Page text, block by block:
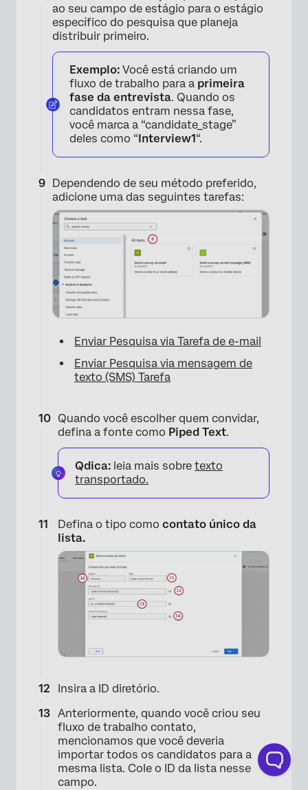
×
ao seu campo de estágio para o estágio
específico do pesquisa que planeja
distribuir primeiro.
Exemplo: Você está criando um
fluxo de trabalho para a primeira
fase da entrevista. Quando os
candidatos entram nessa fase,
você marca a “candidate_stage”
deles como “Interview1“.
Dependendo de seu método preferido,
adicione uma das seguintes tarefas:
Enviar Pesquisa via Tarefa de e-mail
Enviar Pesquisa via mensagem de
texto (SMS) Tarefa
Quando você escolher quem convidar,
defina a fonte como Piped Text.
Qdica: leia mais sobre texto
transportado.
Defina o tipo como contato único da
lista.
Insira a ID diretório.
Anteriormente, quando você criou seu
fluxo de trabalho contato,
mencionamos que você deveria
importar todos os candidatos para a
mesma lista. Cole o ID da lista nesse
campo.